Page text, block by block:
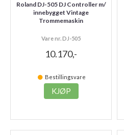
Roland DJ-505 DJ Controller m/
innebygget Vintage
Trommemaskin
Vare nr. DJ-505
10.170,-
Bestillingsvare
KJØP